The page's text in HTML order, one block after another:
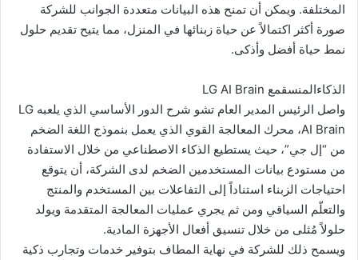
المختلفة. ويمكن أن تمنح هذه البيانات متعددة الجوانب للشركة
صورة أكثر اكتمالاً عن حياة زبنائها في المنزل، مما يتيح تقديم حلول
نمط حياة أفضل وأذكى.
الذكاءالمنسقمع LG AI Brain
واصل الرئيس المدير العام تشو شرح الدور الأساسي الذي يلعبه LG
AI Brain، محرك المعالجة القوي الذي يعمل بنموذج اللغة الضخم
من “إل جي”، حيث يستطيع الذكاء الاصطناعي من خلال الاستفادة
من مستودع بيانات المستخدمين الضخم لدى الشركة، أن يتوقع
احتياجات الزبناء استناداً إلى التفاعلات بين المستخدم والمنتج
والتعلّم السياقي ومن ثم يجري عمليات المعالجة المتقدمة ويولد
حلولاً مُثلى من خلال تنسيق أفعال الأجهزة المادية.
ويسمح ذلك للشركة في نهاية المطاف بتوفير خدمات وتجارب ذكية